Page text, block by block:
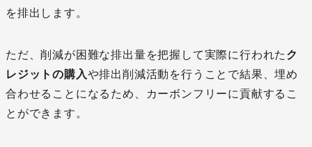
を排出します。
ただ、削減が困難な排出量を把握して実際に行われた ク
レジットの購入や排出削減活動を行うことで結果、埋め
合わせることになるため、カーボンフリーに貢献するこ
とができます。